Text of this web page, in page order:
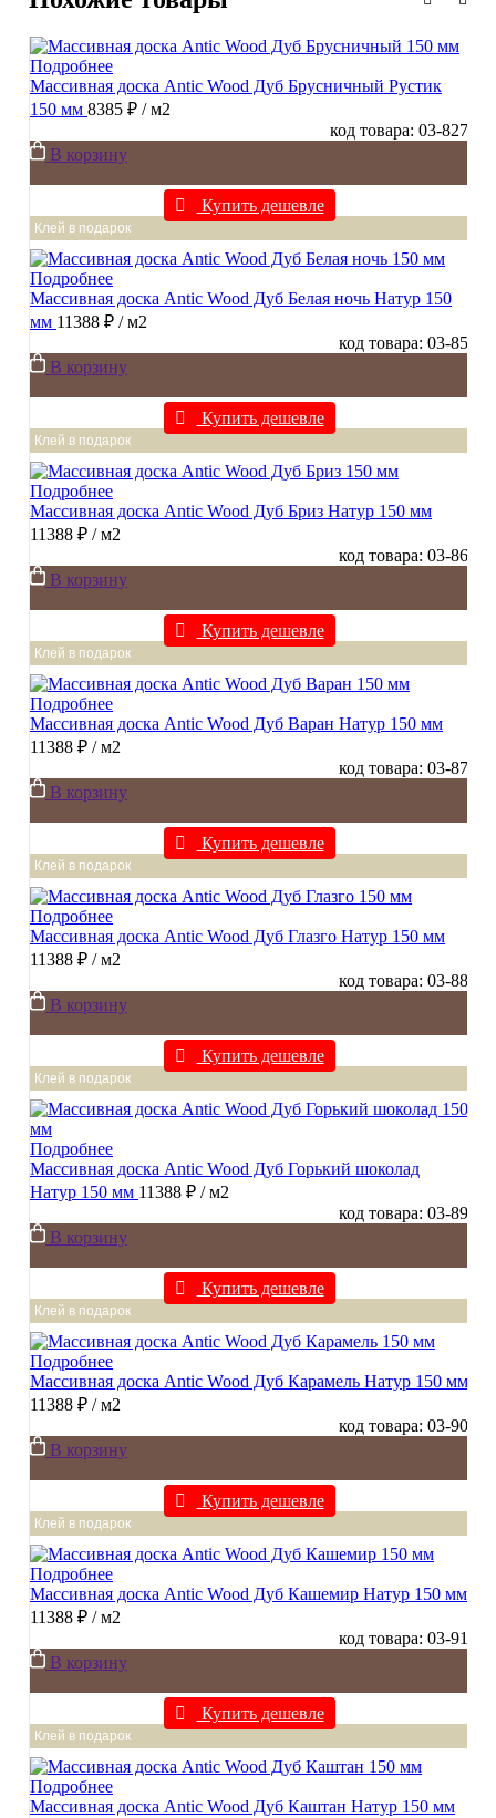
Подробнее
Массивная доска Antic Wood Дуб Брусничный Рустик
150 мм 8385 ₽ / м2
код товара: 03-827
В корзину
Купить дешевле
Клей в подарок
Подробнее
Массивная доска Antic Wood Дуб Белая ночь Натур 150
мм 11388 ₽ / м2
код товара: 03-85
В корзину
Купить дешевле
Клей в подарок
Подробнее
Массивная доска Antic Wood Дуб Бриз Натур 150 мм
11388 ₽ / м2
код товара: 03-86
В корзину
Купить дешевле
Клей в подарок
Подробнее
Массивная доска Antic Wood Дуб Варан Натур 150 мм
11388 ₽ / м2
код товара: 03-87
В корзину
Купить дешевле
Клей в подарок
Подробнее
Массивная доска Antic Wood Дуб Глазго Натур 150 мм
11388 ₽ / м2
код товара: 03-88
В корзину
Купить дешевле
Клей в подарок
Подробнее
Массивная доска Antic Wood Дуб Горький шоколад
Натур 150 мм 11388 ₽ / м2
код товара: 03-89
В корзину
Купить дешевле
Клей в подарок
Подробнее
Массивная доска Antic Wood Дуб Карамель Натур 150 мм
11388 ₽ / м2
код товара: 03-90
В корзину
Купить дешевле
Клей в подарок
Подробнее
Массивная доска Antic Wood Дуб Кашемир Натур 150 мм
11388 ₽ / м2
код товара: 03-91
В корзину
Купить дешевле
Клей в подарок
Подробнее
Массивная доска Antic Wood Дуб Каштан Натур 150 мм